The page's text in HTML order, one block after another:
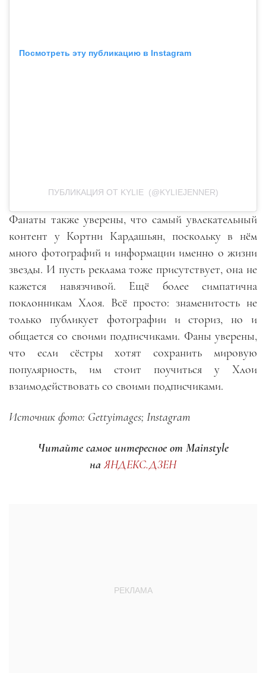
Посмотреть эту публикацию в Instagram
ПУБЛИКАЦИЯ ОТ KYLIE (@KYLIEJENNER)
Фанаты также уверены, что самый увлекательный
контент у Кортни Кардашьян, поскольку в нём
много фотографий и информации именно о жизни
звезды. И пусть реклама тоже присутствует, она не
кажется навязчивой. Ещё более симпатична
поклонникам Хлоя. Всё просто: знаменитость не
только публикует фотографии и сториз, но и
общается со своими подписчиками. Фаны уверены,
что если сёстры хотят сохранить мировую
популярность, им стоит поучиться у Хлои
взаимодействовать со своими подписчиками.
Источник фото: Gettyimages; Instagram
Читайте самое интересное от Mainstyle
наЯНДЕКС.ДЗЕН